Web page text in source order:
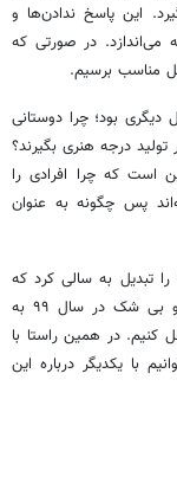
این پاسخ ندادن‌ها و
می‌اندازد. در صورتی که
مناسب برسیم.
بود؛ چرا دوستانی
تولید درجه هنری بگیرند؟
که چرا افرادی را
پس چگونه به عنوان
منصوری در پایان گفت: مجموعه این مسائل، سال ۹۸ را تبدیل به سالی کرد که
صنف ما ارتباط خوبی را با سازمان سینمایی نداشت و بی شک در سال ۹۹ به
کنیم. در همین راستا با
با یکدیگر درباره این